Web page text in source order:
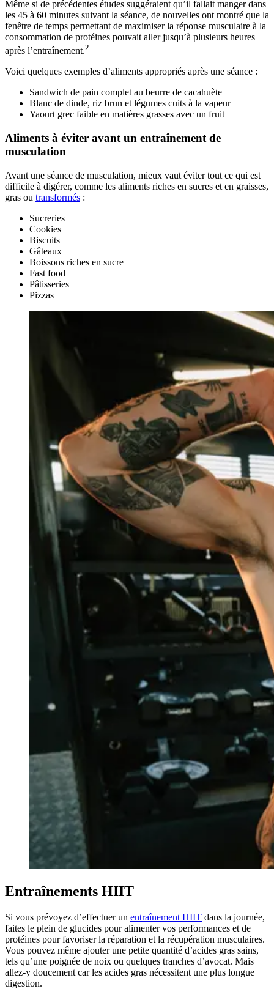
Même si de précédentes études suggéraient qu’il fallait manger dans
les 45 à 60 minutes suivant la séance, de nouvelles ont montré que la
fenêtre de temps permettant de maximiser la réponse musculaire à la
consommation de protéines pouvait aller jusqu’à plusieurs heures
après l’entraînement.2
Voici quelques exemples d’aliments appropriés après une séance :
Sandwich de pain complet au beurre de cacahuète
Blanc de dinde, riz brun et légumes cuits à la vapeur
Yaourt grec faible en matières grasses avec un fruit
Aliments à éviter avant un entraînement de
musculation
Avant une séance de musculation, mieux vaut éviter tout ce qui est
difficile à digérer, comme les aliments riches en sucres et en graisses,
gras ou transformés :
Sucreries
Cookies
Biscuits
Gâteaux
Boissons riches en sucre
Fast food
Pâtisseries
Pizzas
Entraînements HIIT
Si vous prévoyez d’effectuer un entraînement HIIT dans la journée,
faites le plein de glucides pour alimenter vos performances et de
protéines pour favoriser la réparation et la récupération musculaires.
Vous pouvez même ajouter une petite quantité d’acides gras sains,
tels qu’une poignée de noix ou quelques tranches d’avocat. Mais
allez-y doucement car les acides gras nécessitent une plus longue
digestion.